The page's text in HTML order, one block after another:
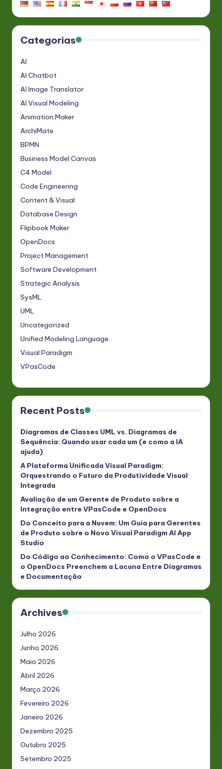
Categorias
AI
AI Chatbot
AI Image Translator
AI Visual Modeling
Animation Maker
ArchiMate
BPMN
Business Model Canvas
C4 Model
Code Engineering
Content & Visual
Database Design
Flipbook Maker
OpenDocs
Project Management
Software Development
Strategic Analysis
SysML
UML
Uncategorized
Unified Modeling Language
Visual Paradigm
VPasCode
Recent Posts
Diagramas de Classes UML vs. Diagramas de
Sequência: Quando usar cada um (e como a IA
ajuda)
A Plataforma Unificada Visual Paradigm:
Orquestrando o Futuro da Produtividade Visual
Integrada
Avaliação de um Gerente de Produto sobre a
Integração entre VPasCode e OpenDocs
Do Conceito para a Nuvem: Um Guia para Gerentes
de Produto sobre o Novo Visual Paradigm AI App
Studio
Do Código ao Conhecimento: Como o VPasCode e
o OpenDocs Preenchem a Lacuna Entre Diagramas
e Documentação
Archives
Julho 2026
Junho 2026
Maio 2026
Abril 2026
Março 2026
Fevereiro 2026
Janeiro 2026
Dezembro 2025
Outubro 2025
Setembro 2025